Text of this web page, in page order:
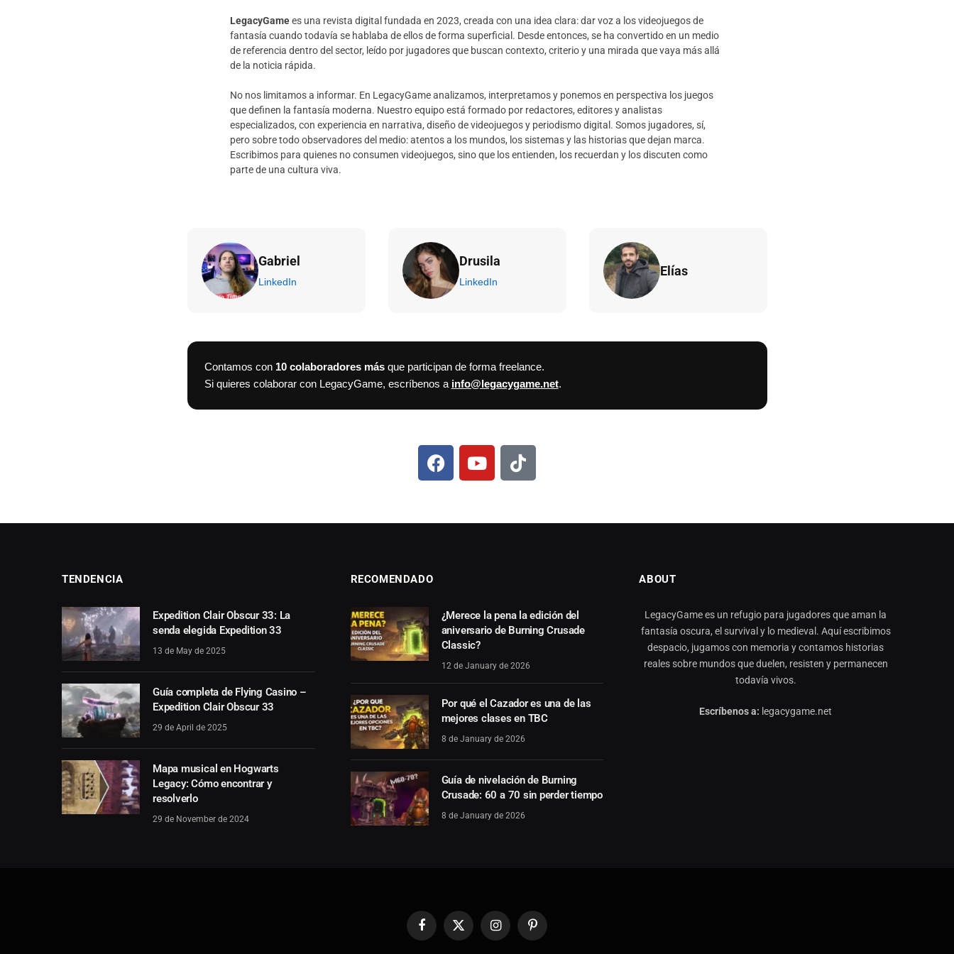
LegacyGamees una revista digital fundada en 2023, creada con una idea clara: dar voz a los videojuegos de
fantasía cuando todavía se hablaba de ellos de forma superficial. Desde entonces, se ha convertido en un medio
de referencia dentro del sector, leído por jugadores que buscan contexto, criterio y una mirada que vaya más allá
de la noticia rápida.
No nos limitamos a informar. En LegacyGame analizamos, interpretamos y ponemos en perspectiva los juegos
que definen la fantasía moderna. Nuestro equipo está formado por redactores, editores y analistas
especializados, con experiencia en narrativa, diseño de videojuegos y periodismo digital. Somos jugadores, sí,
pero sobre todo observadores del medio: atentos a los mundos, los sistemas y las historias que dejan marca.
Escribimos para quienes no consumen videojuegos, sino que los entienden, los recuerdan y los discuten como
parte de una cultura viva.
Gabriel
LinkedIn
Drusila
LinkedIn
Elías
Contamos con 10 colaboradores másque participan de forma freelance.
Si quieres colaborar con LegacyGame, escríbenos a info@legacygame.net.
TENDENCIA
Expedition Clair Obscur 33: La
senda elegida Expedition 33
13 de May de 2025
Guía completa de Flying Casino –
Expedition Clair Obscur 33
29 de April de 2025
Mapa musical en Hogwarts
Legacy: Cómo encontrar y
resolverlo
29 de November de 2024
RECOMENDADO
¿Merece la pena la edición del
aniversario de Burning Crusade
Classic?
12 de January de 2026
Por qué el Cazador es una de las
mejores clases en TBC
8 de January de 2026
Guía de nivelación de Burning
Crusade: 60 a 70 sin perder tiempo
8 de January de 2026
ABOUT
LegacyGame es un refugio para jugadores que aman la
fantasía oscura, el survival y lo medieval. Aquí escribimos
despacio, jugamos con memoria y contamos historias
reales sobre mundos que duelen, resisten y permanecen
todavía vivos.
Escríbenos a: legacygame.net
FacebookX
InstagramPinterest